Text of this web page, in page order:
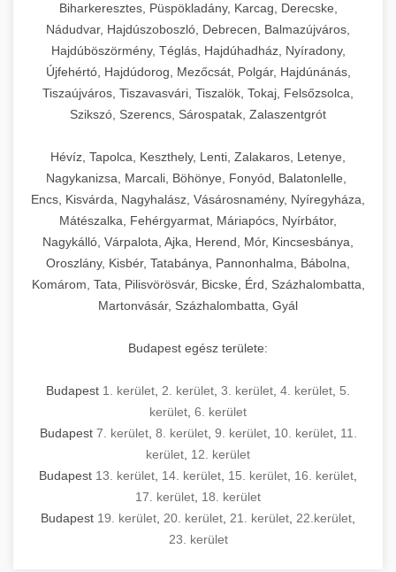
Biharkeresztes, Püspökladány, Karcag, Derecske,
Nádudvar, Hajdúszoboszló, Debrecen, Balmazújváros,
Hajdúböszörmény, Téglás, Hajdúhadház, Nyíradony,
Újfehértó, Hajdúdorog, Mezőcsát, Polgár, Hajdúnánás,
Tiszaújváros, Tiszavasvári, Tiszalök, Tokaj, Felsőzsolca,
Szikszó, Szerencs, Sárospatak, Zalaszentgrót
Hévíz, Tapolca, Keszthely, Lenti, Zalakaros, Letenye,
Nagykanizsa, Marcali, Böhönye, Fonyód, Balatonlelle,
Encs, Kisvárda, Nagyhalász, Vásárosnamény, Nyíregyháza,
Mátészalka, Fehérgyarmat, Máriapócs, Nyírbátor,
Nagykálló, Várpalota, Ajka, Herend, Mór, Kincsesbánya,
Oroszlány, Kisbér, Tatabánya, Pannonhalma, Bábolna,
Komárom, Tata, Pilisvörösvár, Bicske, Érd, Százhalombatta,
Martonvásár, Százhalombatta, Gyál
Budapest egész területe:
Budapest 1. kerület 2. kerület 3. kerület 4. kerület 5.
kerület 6. kerület
Budapest 7. kerület, 8. kerület, 9. kerület, 10. kerület, 11.
kerület 12. kerület
Budapest 13. kerület 14. kerület 15. kerület 16. kerület
17. kerület 18. kerület
Budapest 19. kerület 20. kerület 21. kerület 22.kerület
23. kerület